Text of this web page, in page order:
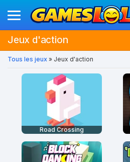
Jeux d'action
Tous les jeux » Jeux d'action
Road Crossing